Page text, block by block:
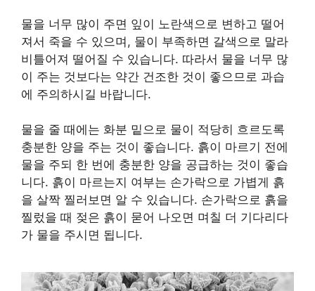
물을 너무 많이 주면 잎이 노란색으로 변하고 떨어
져서 죽을 수 있으며, 물이 부족하면 갈색으로 말라
비틀어져 떨어질 수 있습니다. 따라서 물을 너무 많
이 주는 것보다는 약간 건조한 것이 좋으므로 과습
에 주의하시길 바랍니다.
물을 줄 때에는 화분 밑으로 물이 적당히 흐르도록
충분한 양을 주는 것이 좋습니다. 흙이 마르기 전에
물을 주되 한 번에 충분한 양을 공급하는 것이 좋습
니다. 흙이 마르는지 여부는 손가락으로 가볍게 흙
을 살짝 찔러보면 알 수 있습니다. 손가락으로 흙을
찔렀을 때 젖은 흙이 묻어 나오면 며칠 더 기다리다
가 물을 주시면 됩니다.